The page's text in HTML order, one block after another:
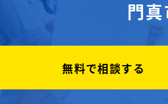
門
無料で相談する